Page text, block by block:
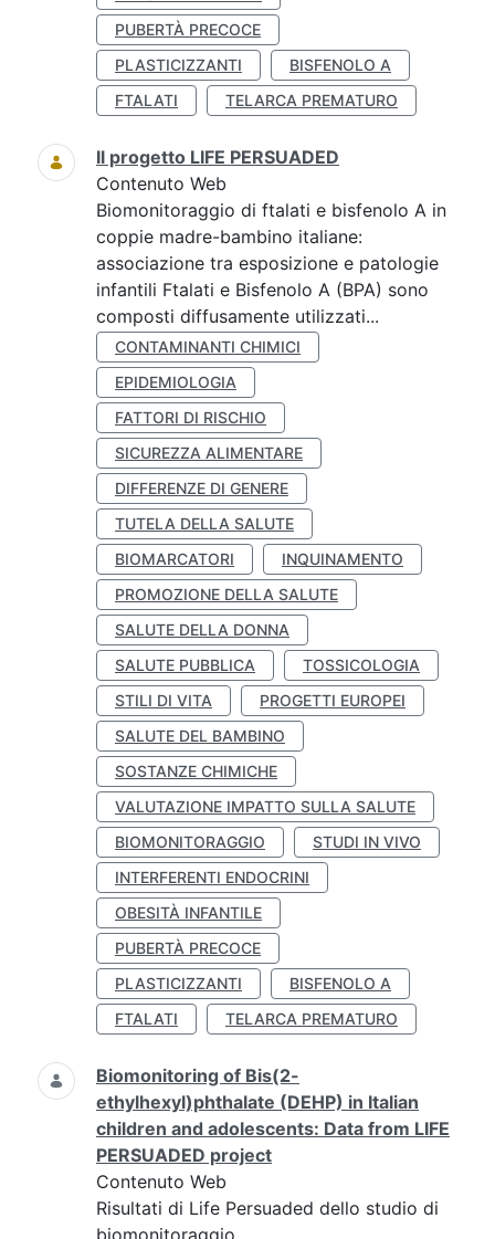
PUBERTÀ PRECOCE
PLASTICIZZANTI
BISFENOLO A
FTALATI
TELARCA PREMATURO
Il progetto LIFE PERSUADED
Contenuto Web
Biomonitoraggio di ftalati e bisfenolo A in
coppie madre-bambino italiane:
associazione tra esposizione e patologie
infantili Ftalati e Bisfenolo A (BPA) sono
composti diffusamente utilizzati...
CONTAMINANTI CHIMICI
EPIDEMIOLOGIA
FATTORI DI RISCHIO
SICUREZZA ALIMENTARE
DIFFERENZE DI GENERE
TUTELA DELLA SALUTE
BIOMARCATORI
INQUINAMENTO
PROMOZIONE DELLA SALUTE
SALUTE DELLA DONNA
SALUTE PUBBLICA
TOSSICOLOGIA
STILI DI VITA
PROGETTI EUROPEI
SALUTE DEL BAMBINO
SOSTANZE CHIMICHE
VALUTAZIONE IMPATTO SULLA SALUTE
BIOMONITORAGGIO
STUDI IN VIVO
INTERFERENTI ENDOCRINI
OBESITÀ INFANTILE
PUBERTÀ PRECOCE
PLASTICIZZANTI
BISFENOLO A
FTALATI
TELARCA PREMATURO
Biomonitoring of Bis(2-
ethylhexyl)phthalate (DEHP) in Italian
children and adolescents: Data from LIFE
PERSUADED project
Contenuto Web
Risultati di Life Persuaded dello studio di
biomonitoraggio